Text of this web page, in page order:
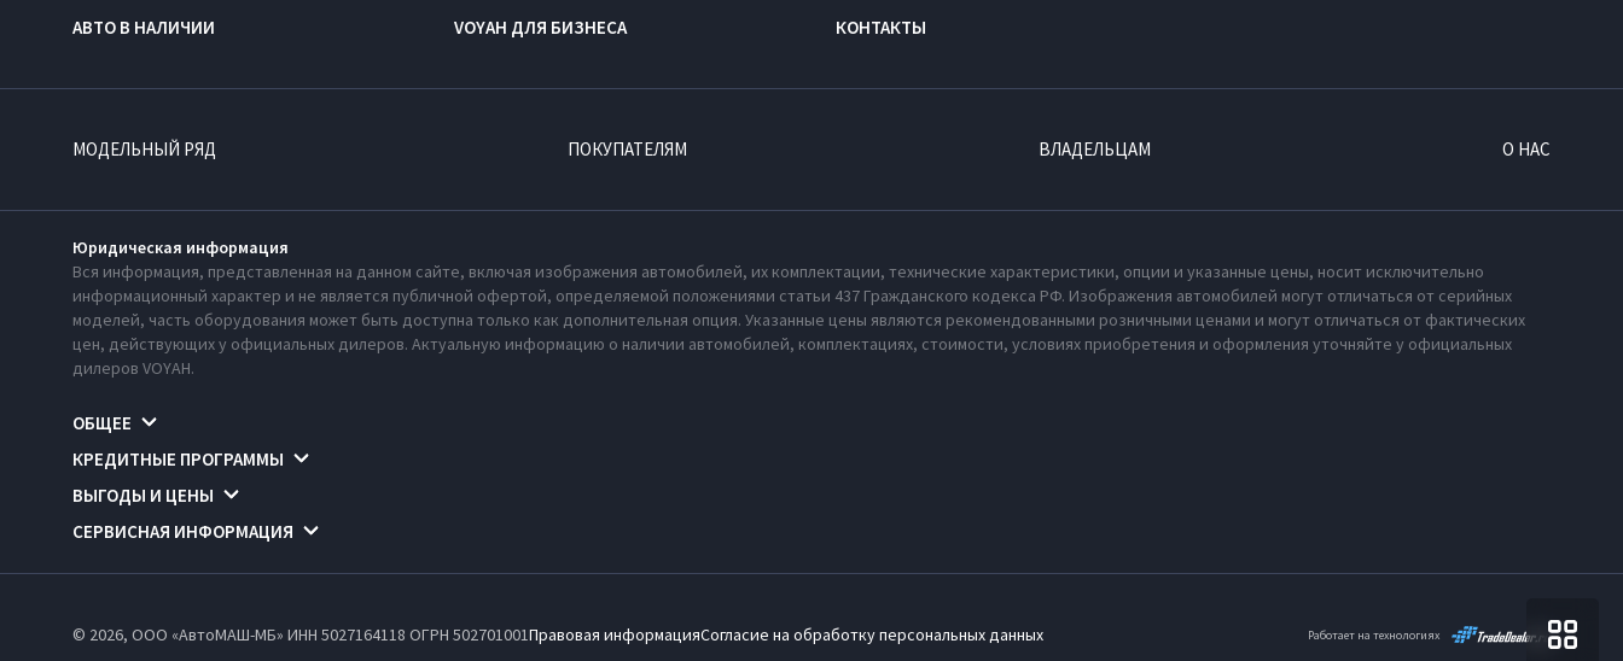
АВТО В НАЛИЧИИ VOYAH ДЛЯ БИЗНЕСА КОНТАКТЫ
МОДЕЛЬНЫЙ РЯД ПОКУПАТЕЛЯМ ВЛАДЕЛЬЦАМ О НАС
Юридическая информация
Вся информация, представленная на данном сайте, включая изображения автомобилей, их комплектации, технические характеристики, опции и указанные цены, носит исключительно
информационный характер и не является публичной офертой, определяемой положениями статьи 437 Гражданского кодекса РФ. Изображения автомобилей могут отличаться от серийных
моделей, часть оборудования может быть доступна только как дополнительная опция. Указанные цены являются рекомендованными розничными ценами и могут отличаться от фактических
цен, действующих у официальных дилеров. Актуальную информацию о наличии автомобилей, комплектациях, стоимости, условиях приобретения и оформления уточняйте у официальных
дилеров VOYAH.
ОБЩЕЕ
КРЕДИТНЫЕ ПРОГРАММЫ
ВЫГОДЫ И ЦЕНЫ
СЕРВИСНАЯ ИНФОРМАЦИЯ
© 2026, ООО «АвтоМАШ-МБ» ИНН 5027164118 ОГРН 502701001Правовая информацияСогласие на обработку персональных данных Работает на технологиях